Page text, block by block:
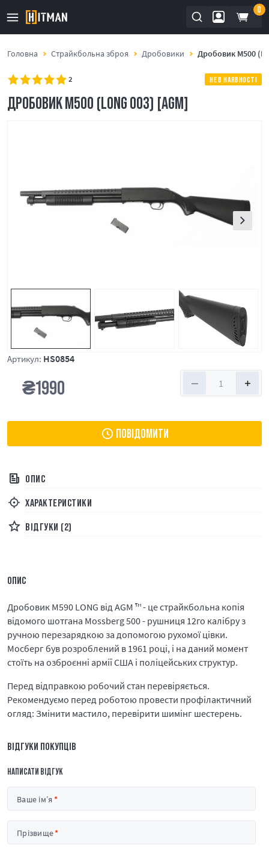
0
Головна Страйкбольна зброя Дробовики Дробовик M500
2 НЕ В НАЯВНОСТІ
ДРОБОВИК M500 (LONG 003) [AGM]
Артикул: HS0854
₴1990
ПОВІДОМИТИ
ОПИС
ХАРАКТЕРИСТИКИ
ВІДГУКИ (2)
ОПИС
Дробовик M590 LONG від AGM ™ - це страйкбольна копія
відомого шотгана Mossberg 500 - рушниця 12го калібру з
ручною перезарядкою за допомогою рухомої цівки.
Мосберг був розроблений в 1961 році, і на даний момент
стоїть на озброєнні армії США і поліцейських структур.
Перед відправкою робочий стан перевіряється.
Рекомендуємо перед роботою провести профілактичний
огляд: Змінити мастило, перевірити шимінг шестерень.
ВІДГУКИ ПОКУПЦІВ
НАПИСАТИ ВІДГУК
Ваше ім’я
Прізвище